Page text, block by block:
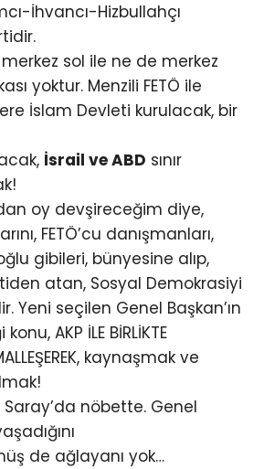
İhvancı-Hizbullahçı
sol ile ne de merkez
yoktur. Menzili FETÖ ile
İslam Devleti kurulacak, bir
İsrail ve ABD sınır
oy devşireceğim diye,
FETÖ’cu danışmanları,
gibileri, bünyesine alıp,
atan, Sosyal Demokrasiyi
Yeni seçilen Genel Başkan’ın
AKP İLE BİRLİKTE
kaynaşmak ve
Saray’da nöbette. Genel
de ağlayanı yok…